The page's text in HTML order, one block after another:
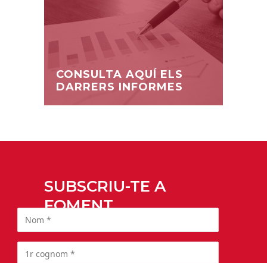
CONSULTA AQUÍ ELS
DARRERS INFORMES
SUBSCRIU-TE A
FOMENT